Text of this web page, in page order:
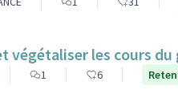
végétaliser les cours
1 6